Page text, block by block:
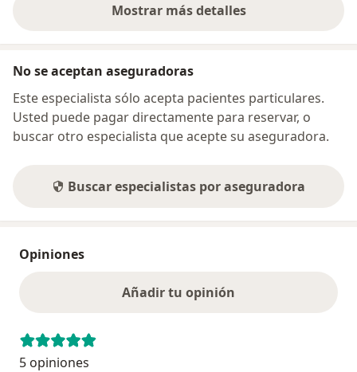
Mostrar más detalles
sobre la dirección
No se aceptan aseguradoras
Este especialista sólo acepta pacientes particulares.
Usted puede pagar directamente para reservar, o
buscar otro especialista que acepte su aseguradora.
Buscar especialistas por aseguradora
Opiniones
Añadir tu opinión
5 opiniones